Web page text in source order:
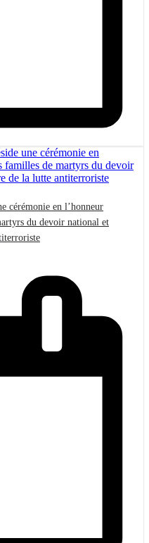
cérémonie en l’honneur
du devoir national et